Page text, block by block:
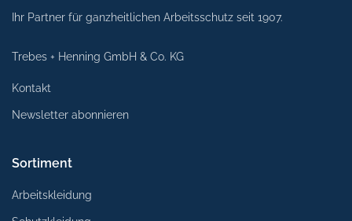
Ihr Partner für ganzheitlichen Arbeitsschutz seit 1907.
Trebes + Henning GmbH & Co. KG
Kontakt
Newsletter abonnieren
Sortiment
Arbeitskleidung